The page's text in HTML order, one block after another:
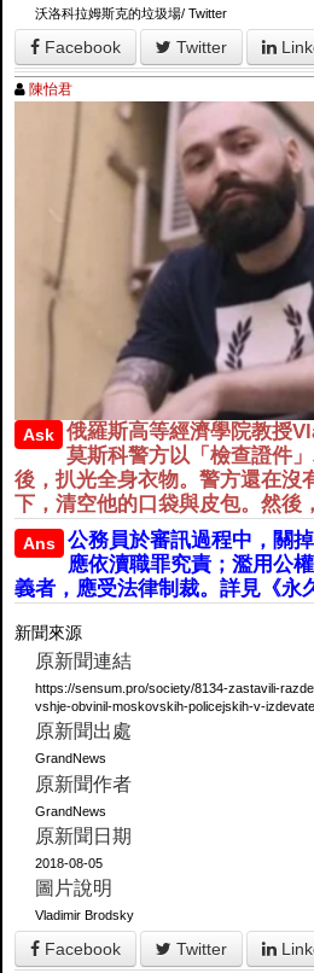
沃洛科拉姆斯克的垃圾場/ Twitter
Facebook Twitter
陳怡君
Ask
俄羅斯高等經濟學院教授
莫斯科警方以「檢查證件
後，扒光全身衣物。警方還在沒
下，清空他的口袋與皮包。然後
Ans
公務員於審訊過程中，關
應依瀆職罪究責；濫用公
義者，應受法律制裁。詳見《永
新聞來源
原新聞連結
https://sensum.pro/society/8134-zastavili-
vshje-obvinil-moskovskih-policejskih-v-
原新聞出處
GrandNews
原新聞作者
GrandNews
原新聞日期
2018-08-05
圖片說明
Vladimir Brodsky
Facebook Twitter